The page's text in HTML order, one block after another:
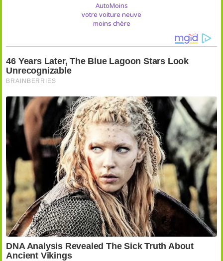
AutoMoins
votre voiture neuve
moins chère